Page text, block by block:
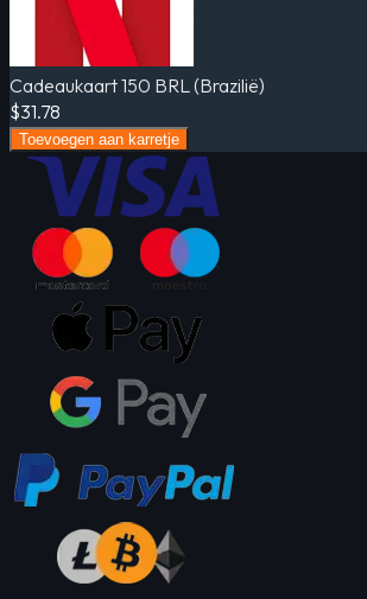
Cadeaukaart 150 BRL (Brazilië)
$31.78
Toevoegen aan karretje